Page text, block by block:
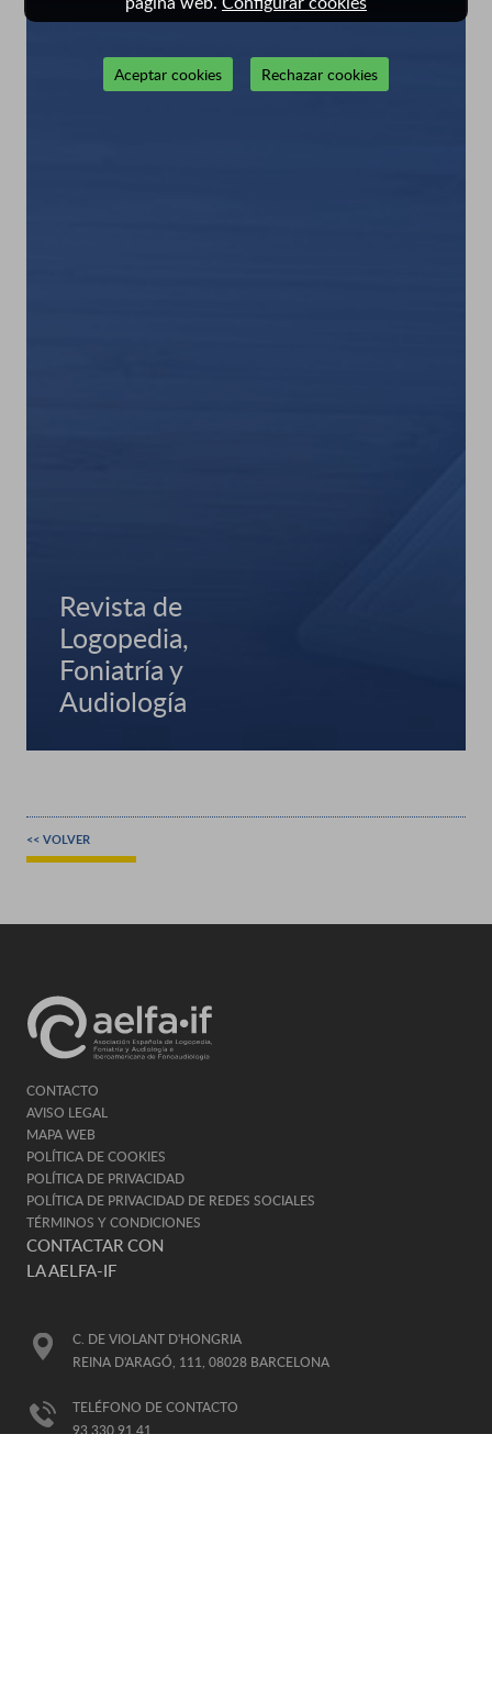
Aceptar cookies Rechazar cookies
Revista de
Logopedia,
Foniatría y
Audiología
<< VOLVER
CONTACTO
AVISO LEGAL
MAPA WEB
POLÍTICA DE COOKIES
POLÍTICA DE PRIVACIDAD
POLÍTICA DE PRIVACIDAD DE REDES SOCIALES
TÉRMINOS Y CONDICIONES
CONTACTAR CON
LA AELFA-IF
C. DE VIOLANT D'HONGRIA
REINA D'ARAGÓ, 111, 08028 BARCELONA
TELÉFONO DE CONTACTO
93 330 91 41